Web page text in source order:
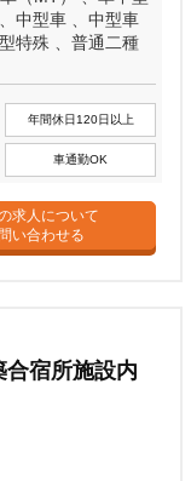
中型車 、中型車
特殊 、普通二種
年間休日120日以上
車通勤OK
求人について
問い合わせる
宿所施設内